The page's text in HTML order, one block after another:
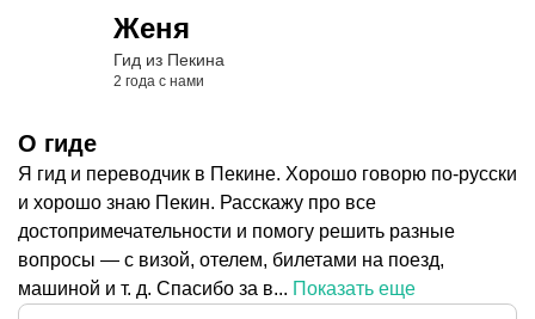
Женя
Гид из Пекина
2 года с нами
О гиде
Я гид и переводчик в Пекине. Хорошо говорю по-русски
и хорошо знаю Пекин. Расскажу про все
достопримечательности и помогу решить разные
вопросы — с визой, отелем, билетами на поезд,
машиной и т. д. Спасибо за в... Показать еще